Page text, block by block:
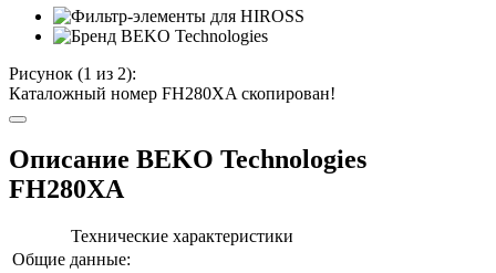
Рисунок (1 из 2):
Каталожный номер FH280XA скопирован!
Описание BEKO Technologies
FH280XA
Технические характеристики
Общие данные: